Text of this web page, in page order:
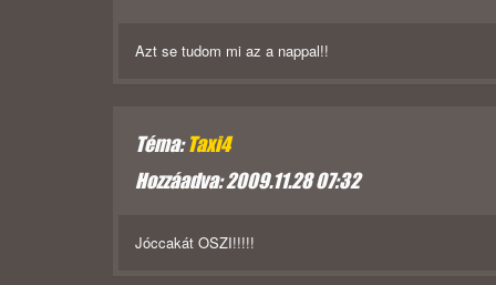
Azt se tudom mi az a nappal!!
Téma:Taxi4
Hozzáadva: 2009.11.28 07:32
Jóccakát OSZI!!!!!